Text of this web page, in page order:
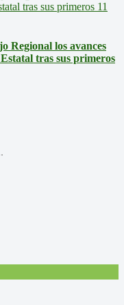
Regional los avances
tras sus primeros